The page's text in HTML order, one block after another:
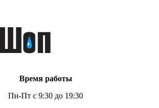
Время работы
Пн-Пт с 9:30 до 19:30